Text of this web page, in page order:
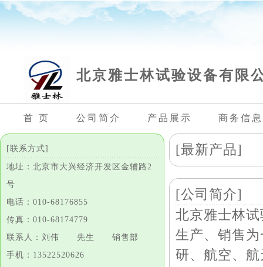
北京雅士林试验设备有限
首 页 公司简介 产品展示 商务信息
[联系方式]
地址：北京市大兴经济开发区金辅路2
号
电话：010-68176855
传真：010-68174779
联系人：刘伟 先生 销售部
手机：13522520626
[最新产品]
[公司简介]
北京雅士林
生产、销售
研、航空、